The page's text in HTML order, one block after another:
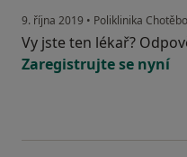
9. října 2019 • Poliklinika
Vy jste ten lékař?
Zaregistrujte se nyní